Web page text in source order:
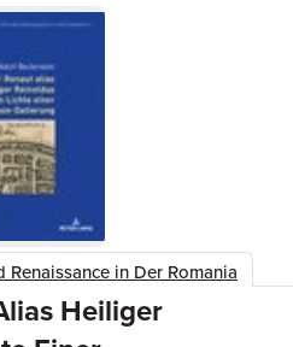
in Der Romania
Heiliger